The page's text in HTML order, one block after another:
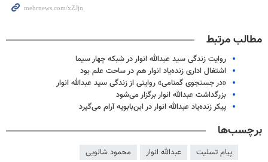
مطالب مرتبط
روایت زندگی سید عبدالله انوار در شبکه چهار سیما
اشتغال اداری زنده‌یاد انوار هم در ساحت علم بود
«در جستجوی گمنامی» روایتی از زندگی سید عبدالله انوار
بزرگداشت عبدالله انوار برگزار می‌شود
پیکر زنده‌یاد عبدالله انوار در ابن‌بابویه آرام می‌گیرد
برچسب‌ها
پیام تسلیت عبدالله انوار
محمود شالویی